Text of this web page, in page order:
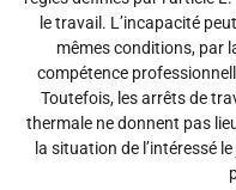
le travail. L’incapacité
mêmes conditions, par
compétence
Toutefois, les arrêts de
thermale ne donnent pas
la situation de l’intéressé